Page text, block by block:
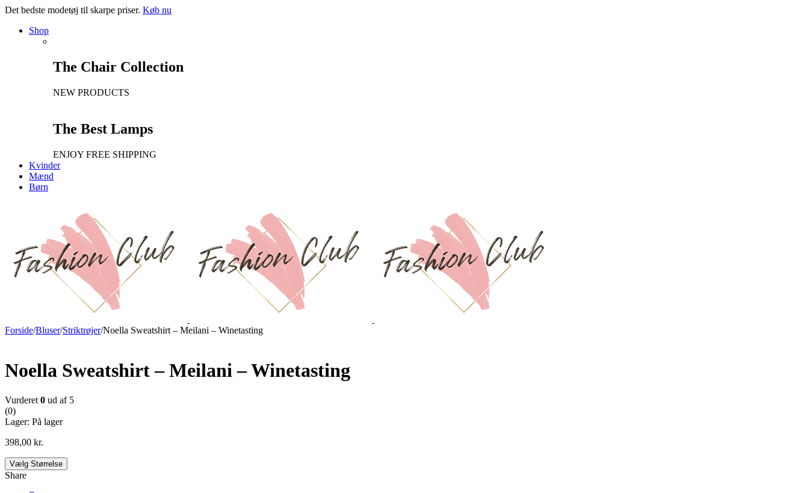
Det bedste modetøj til skarpe priser. Køb nu
Shop
The Chair Collection
NEW PRODUCTS
The Best Lamps
ENJOY FREE SHIPPING
Kvinder
Mænd
Børn
Forside/Bluser/Striktrøjer/Noella Sweatshirt – Meilani – Winetasting
Noella Sweatshirt – Meilani – Winetasting
Vurderet 0 ud af 5
(0)
Lager: På lager
398,00 kr.
Vælg Størrelse
Share